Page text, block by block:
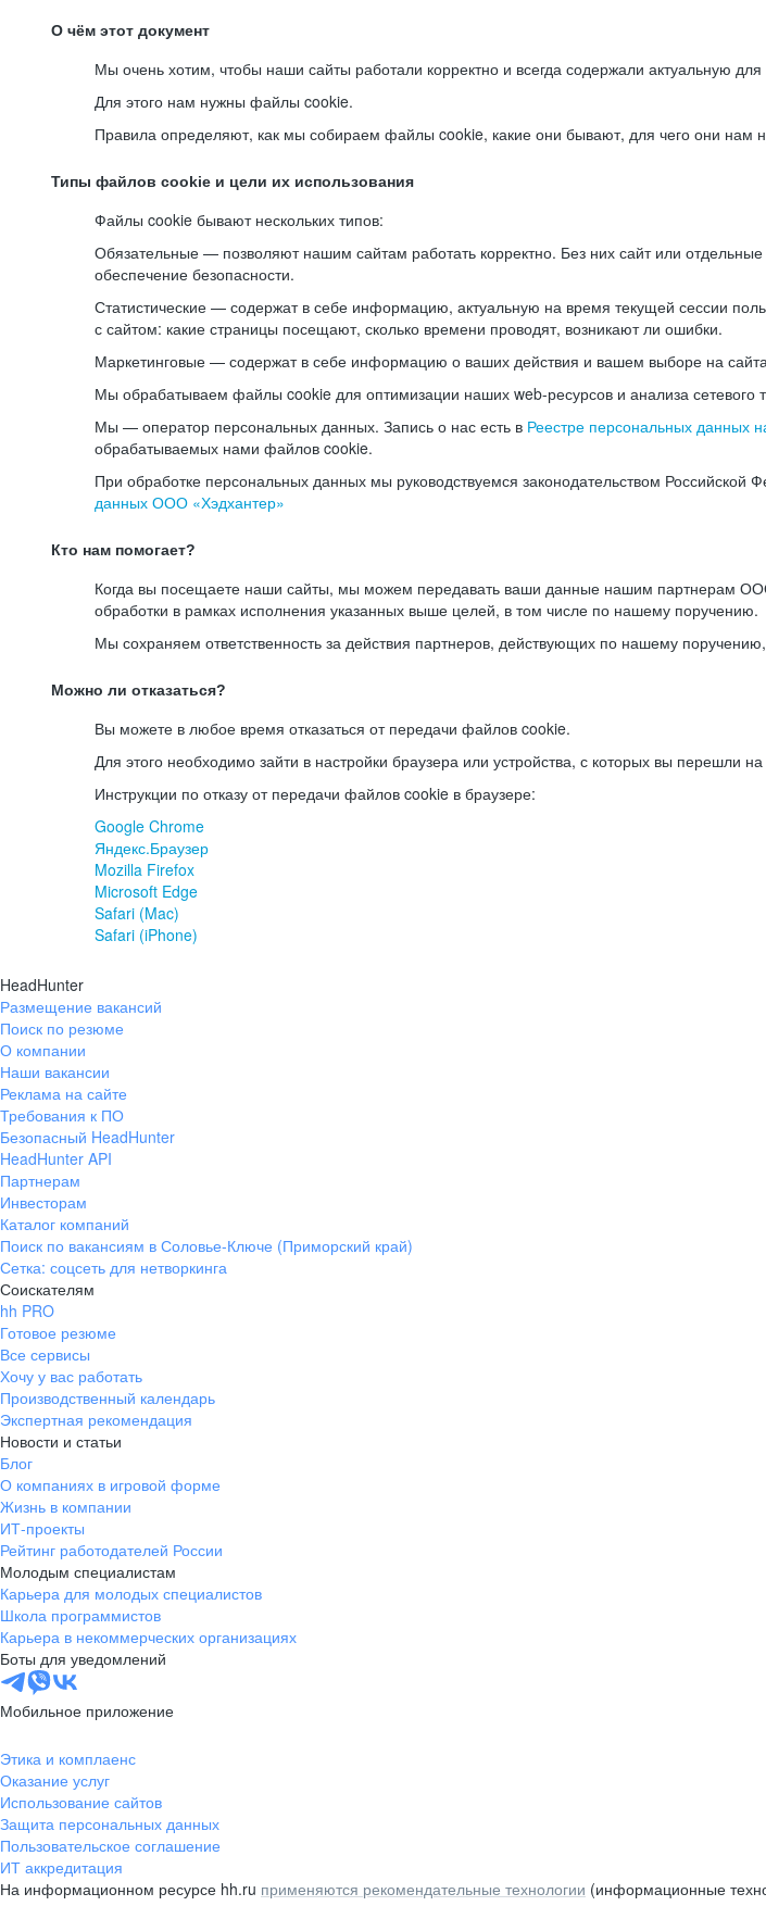
О чём этот документ
Мы очень хотим, чтобы наши сайты работали корректно и всегда содержали актуальную
Для этого нам нужны файлы cookie.
Правила определяют, как мы собираем файлы cookie, какие они бывают, для чего они нам
Типы файлов cookie и цели их использования
Файлы cookie бывают нескольких типов:
Обязательные — позволяют нашим сайтам работать корректно. Без них сайт или
обеспечение безопасности.
Статистические — содержат в себе информацию, актуальную на время текущей сессии
с сайтом: какие страницы посещают, сколько времени проводят, возникают ли ошибки.
Маркетинговые — содержат в себе информацию о ваших действия и вашем выборе на
Мы обрабатываем файлы cookie для оптимизации наших web-ресурсов и анализа сетевого
Мы — оператор персональных данных. Запись о нас есть в Реестре персональных данных
обрабатываемых нами файлов cookie.
При обработке персональных данных мы руководствуемся законодательством Российской
данных ООО «Хэдхантер»
Кто нам помогает?
Когда вы посещаете наши сайты, мы можем передавать ваши данные нашим
обработки в рамках исполнения указанных выше целей, в том числе по нашему поручению.
Мы сохраняем ответственность за действия партнеров, действующих по нашему
Можно ли отказаться?
Вы можете в любое время отказаться от передачи файлов cookie.
Для этого необходимо зайти в настройки браузера или устройства, с которых вы перешли
Инструкции по отказу от передачи файлов cookie в браузере:
Google Chrome
Яндекс.Браузер
Mozilla Firefox
Microsoft Edge
Safari (Mac)
Safari (iPhone)
HeadHunter
Размещение вакансий
Поиск по резюме
О компании
Наши вакансии
Реклама на сайте
Требования к ПО
Безопасный HeadHunter
HeadHunter API
Партнерам
Инвесторам
Каталог компаний
Поиск по вакансиям в Соловье-Ключе (Приморский край)
Сетка: соцсеть для нетворкинга
Соискателям
hh PRO
Готовое резюме
Все сервисы
Хочу у вас работать
Производственный календарь
Экспертная рекомендация
Новости и статьи
Блог
О компаниях в игровой форме
Жизнь в компании
ИТ-проекты
Рейтинг работодателей России
Молодым специалистам
Карьера для молодых специалистов
Школа программистов
Карьера в некоммерческих организациях
Боты для уведомлений
Мобильное приложение
Этика и комплаенс
Оказание услуг
Использование сайтов
Защита персональных данных
Пользовательское соглашение
ИТ аккредитация
На информационном ресурсе hh.ru применяются рекомендательные технологии (информационные